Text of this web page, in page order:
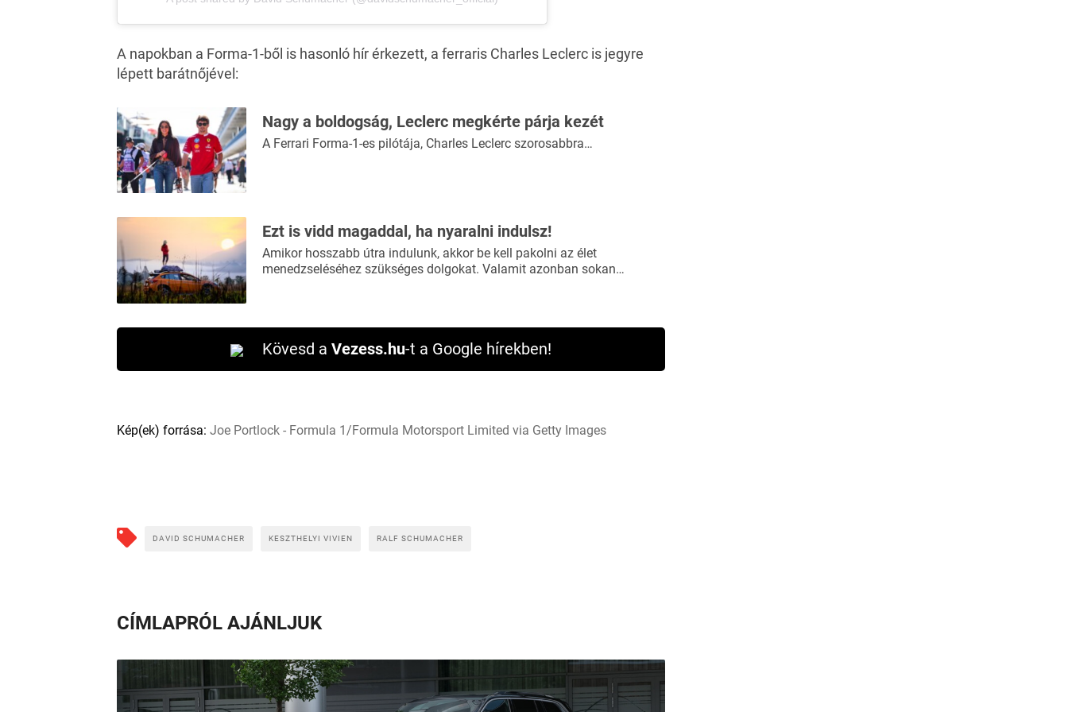
A napokban a Forma-1-ből is hasonló hír érkezett, a ferraris Charles Leclerc is jegyre
lépett barátnőjével:
Nagy a boldogság, Leclerc megkérte párja kezét
A Ferrari Forma-1-es pilótája, Charles Leclerc szorosabbra…
Ezt is vidd magaddal, ha nyaralni indulsz!
Amikor hosszabb útra indulunk, akkor be kell pakolni az élet
menedzseléséhez szükséges dolgokat. Valamit azonban sokan…
Kövesd a Vezess.hu-t a Google hírekben!
Kép(ek) forrása: Joe Portlock - Formula 1/Formula Motorsport Limited via Getty Images
DAVID SCHUMACHER KESZTHELYI VIVIEN RALF SCHUMACHER
CÍMLAPRÓL AJÁNLJUK